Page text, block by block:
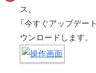
ス。
「今すぐアップデー
ウンロードします。